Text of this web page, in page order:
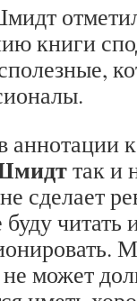
книги
аннотации
так и
сделает
буду
может